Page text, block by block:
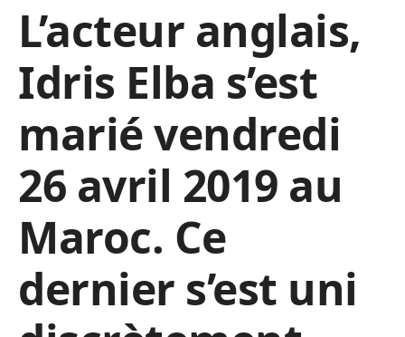
L’acteur anglais,
Idris Elba s’est
marié vendredi
26 avril 2019 au
Maroc. Ce
dernier s’est uni